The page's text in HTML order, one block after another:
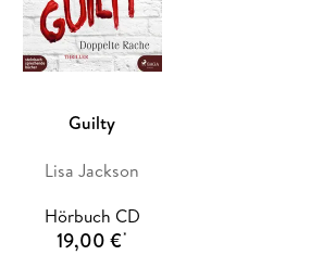
Guilty
Lisa Jackson
Hörbuch CD
19,00 €*